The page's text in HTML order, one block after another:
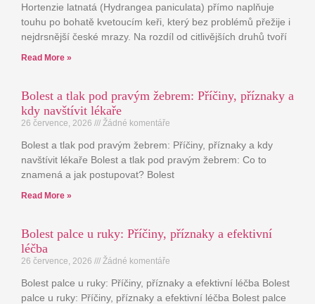
Hortenzie latnatá (Hydrangea paniculata) přímo naplňuje
touhu po bohatě kvetoucím keři, který bez problémů přežije i
nejdrsnější české mrazy. Na rozdíl od citlivějších druhů tvoří
Read More »
Bolest a tlak pod pravým žebrem: Příčiny, příznaky a
kdy navštívit lékaře
26 července, 2026 Žádné komentáře
Bolest a tlak pod pravým žebrem: Příčiny, příznaky a kdy
navštívit lékaře Bolest a tlak pod pravým žebrem: Co to
znamená a jak postupovat? Bolest
Read More »
Bolest palce u ruky: Příčiny, příznaky a efektivní
léčba
26 července, 2026 Žádné komentáře
Bolest palce u ruky: Příčiny, příznaky a efektivní léčba Bolest
palce u ruky: Příčiny, příznaky a efektivní léčba Bolest palce